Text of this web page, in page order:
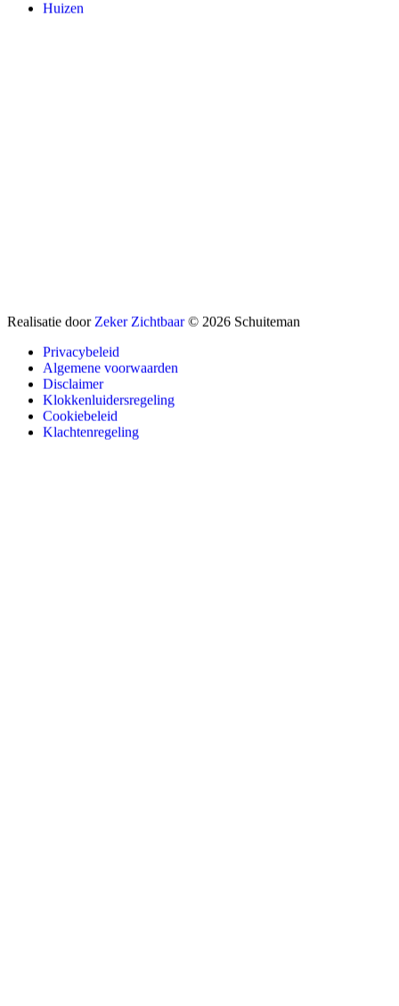
Huizen
Realisatie door Zeker Zichtbaar © 2026 Schuiteman
Privacybeleid
Algemene voorwaarden
Disclaimer
Klokkenluidersregeling
Cookiebeleid
Klachtenregeling